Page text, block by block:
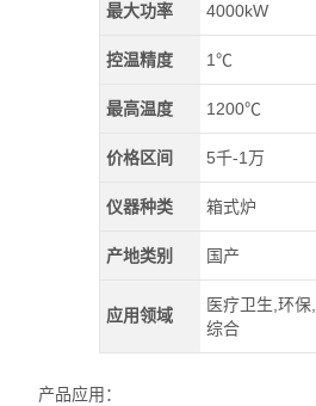
最大功率 4000kW
控温精度 1℃
最高温度 1200℃
价格区间 5千-1万
仪器种类 箱式炉
产地类别 国产
应用领域
医疗卫生,环保
综合
产品应用：